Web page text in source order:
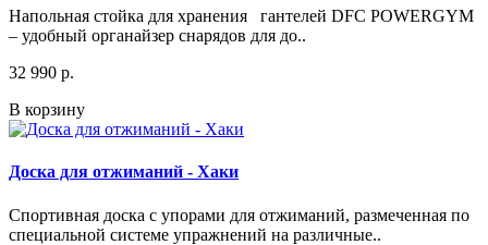
Напольная стойка для хранения гантелей DFC POWERGYM
– удобный органайзер снарядов для до..
32 990 р.
В корзину
Доска для отжиманий - Хаки
Спортивная доска с упорами для отжиманий, размеченная по
специальной системе упражнений на различные..